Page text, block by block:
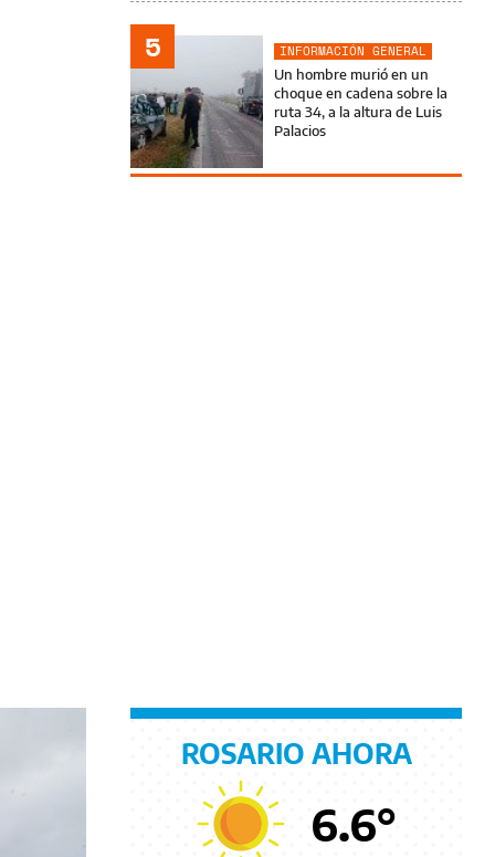
5
INFORMACIÓN GENERAL
Un hombre murió en un
choque en cadena sobre la
ruta 34, a la altura de Luis
Palacios
ROSARIO AHORA
6.6°